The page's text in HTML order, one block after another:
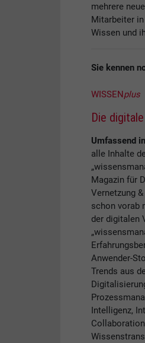
mehrere
Mitarbeiter
Wissen und
Sie kennen
WISSEN plus
Die
Umfassend
alle Inhalte
Magazin für
Vernetzung
schon vorab
der digitalen
Anwender-
Trends aus
Intelligenz,